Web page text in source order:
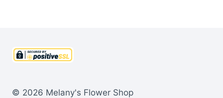
© 2026 Melany's Flower Shop